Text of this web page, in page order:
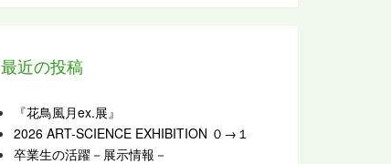
最近の投稿
『花鳥風月ex.展』
2026 ART-SCIENCE EXHIBITION ０→１
卒業生の活躍－展示情報－